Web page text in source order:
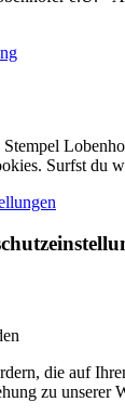
Surfst du
die auf
zu unserer